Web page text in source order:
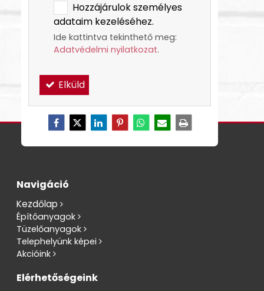
Hozzájárulok személyes
adataim kezeléséhez.
Ide kattintva tekinthető meg:
Adatvédelmi nyilatkozat.
Elküld
Navigáció
Kezdőlap
Építőanyagok
Tüzelőanyagok
Telephelyünk képei
Akcióink
Elérhetőségeink